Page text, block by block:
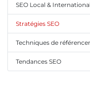
SEO Local & International
Stratégies SEO
Techniques de
Tendances SEO